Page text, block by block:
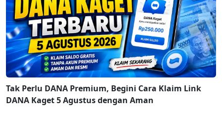
Tak Perlu DANA Premium, Begini Cara Klaim Link
DANA Kaget 5 Agustus dengan Aman